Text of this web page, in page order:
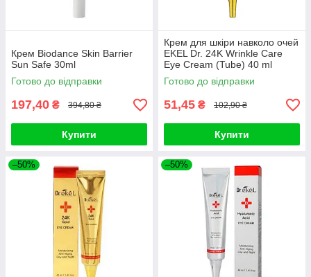
Крем Biodance Skin Barrier
Sun Safe 30ml
Готово до відправки
197,40 ₴ 394,80 ₴
Купити
Крем для шкіри навколо очей
EKEL Dr. 24K Wrinkle Care
Eye Cream (Tube) 40 ml
Готово до відправки
51,45 ₴ 102,90 ₴
Купити
–50% –50%